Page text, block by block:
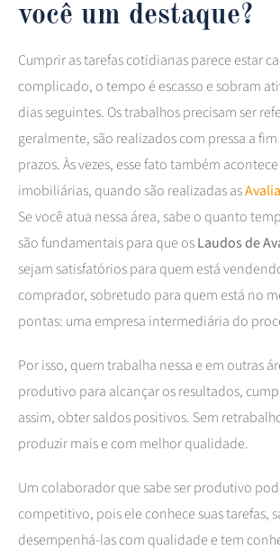
você um destaque?
Cumprir as tarefas cotidianas parece estar
complicado, o tempo é escasso e sobram
dias seguintes. Os trabalhos precisam ser
geralmente, são realizados com pressa a
prazos. Às vezes, esse fato também
imobiliárias, quando são realizadas as
Se você atua nessa área, sabe o quanto
são fundamentais para que osLaudos de
sejam satisfatórios para quem está
comprador, sobretudo para quem está no
pontas: uma empresa intermediária do
Por isso, quem trabalha nessa e em outras
produtivo para alcançar os resultados,
assim, obter saldos positivos. Sem
produzir mais e com melhor qualidade.
Um colaborador que sabe ser produtivo
competitivo, pois ele conhece suas tarefas,
desempenhá-las com qualidade e tem